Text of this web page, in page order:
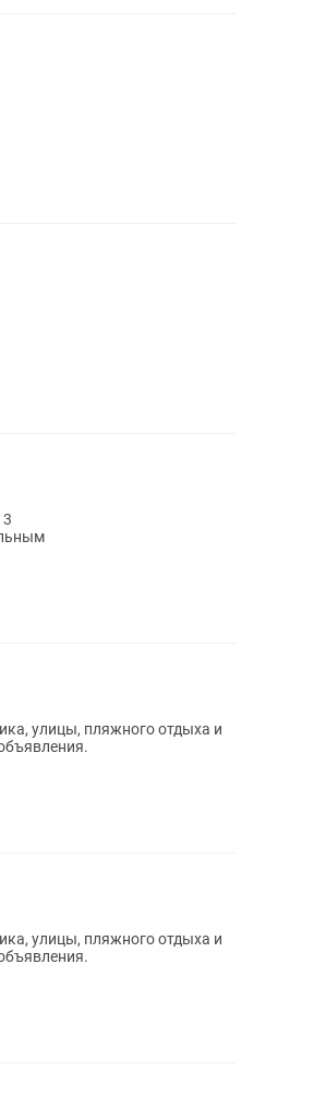
3
улицы, пляжного отдыха и
улицы, пляжного отдыха и